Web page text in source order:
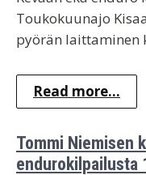
Toukokuunajo
pyörän laittaminen
Read more...
Tommi Niemisen
endurokilpailusta